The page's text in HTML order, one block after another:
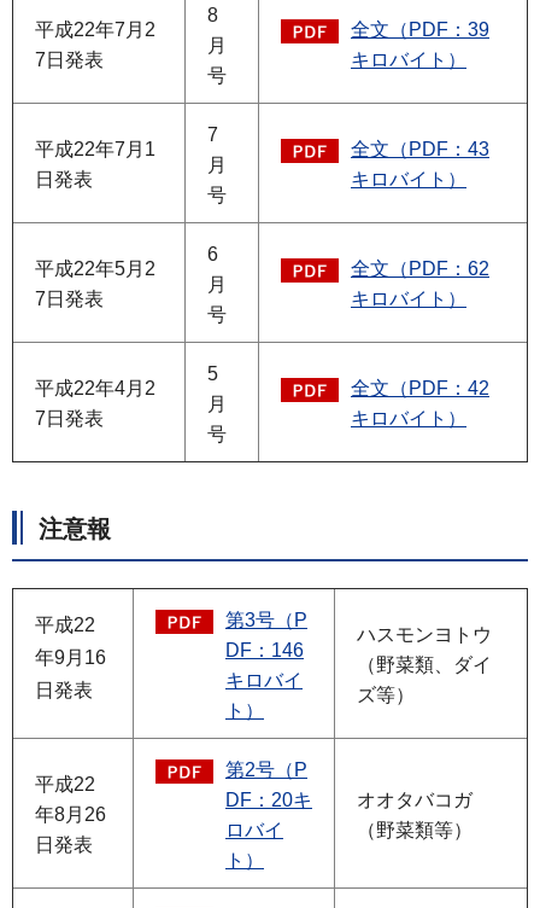
平成22年7月2
7日発表
8
月
号
全文（PDF：39
キロバイト）
平成22年7月1
日発表
7
月
号
全文（PDF：43
キロバイト）
平成22年5月2
7日発表
6
月
号
全文（PDF：62
キロバイト）
平成22年4月2
7日発表
5
月
号
全文（PDF：42
キロバイト）
注意報
平成22
年9月16
日発表
第3号（P
DF：146
キロバイ
ト）
ハスモンヨトウ
（野菜類、ダイ
ズ等）
平成22
年8月26
日発表
第2号（P
DF：20キ
ロバイ
ト）
オオタバコガ
（野菜類等）